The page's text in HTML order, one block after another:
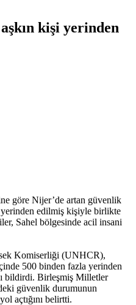
kişi yerinden
göre Nijer’de artan güvenlik
edilmiş kişiyle birlikte
Sahel bölgesinde acil insani
Komiserliği (UNHCR),
500 binden fazla yerinden
bildirdi. Birleşmiş Milletler
güvenlik durumunun
açtığını belirtti.